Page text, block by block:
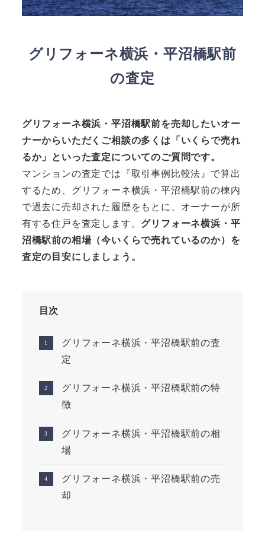
グリフォーネ横浜・平沼橋駅前
の査定
グリフォーネ横浜・平沼橋駅前を売却したいオー
ナーからいただくご相談の多くは「いくらで売れ
るか」といった査定についてのご質問です。
マンションの査定では『取引事例比較法』で算出
するため、グリフォーネ横浜・平沼橋駅前の棟内
で過去に売却された履歴をもとに、オーナーが所
有する住戸を査定します。 グリフォーネ横浜・平
沼橋駅前の相場（今いくらで売れているのか）を
査定の目安にしましょう。
目次
グリフォーネ横浜・平沼橋駅前の査
定
グリフォーネ横浜・平沼橋駅前の特
徴
グリフォーネ横浜・平沼橋駅前の相
場
グリフォーネ横浜・平沼橋駅前の売
却